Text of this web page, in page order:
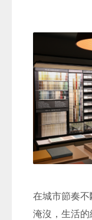
在城市節奏
淹沒，生活